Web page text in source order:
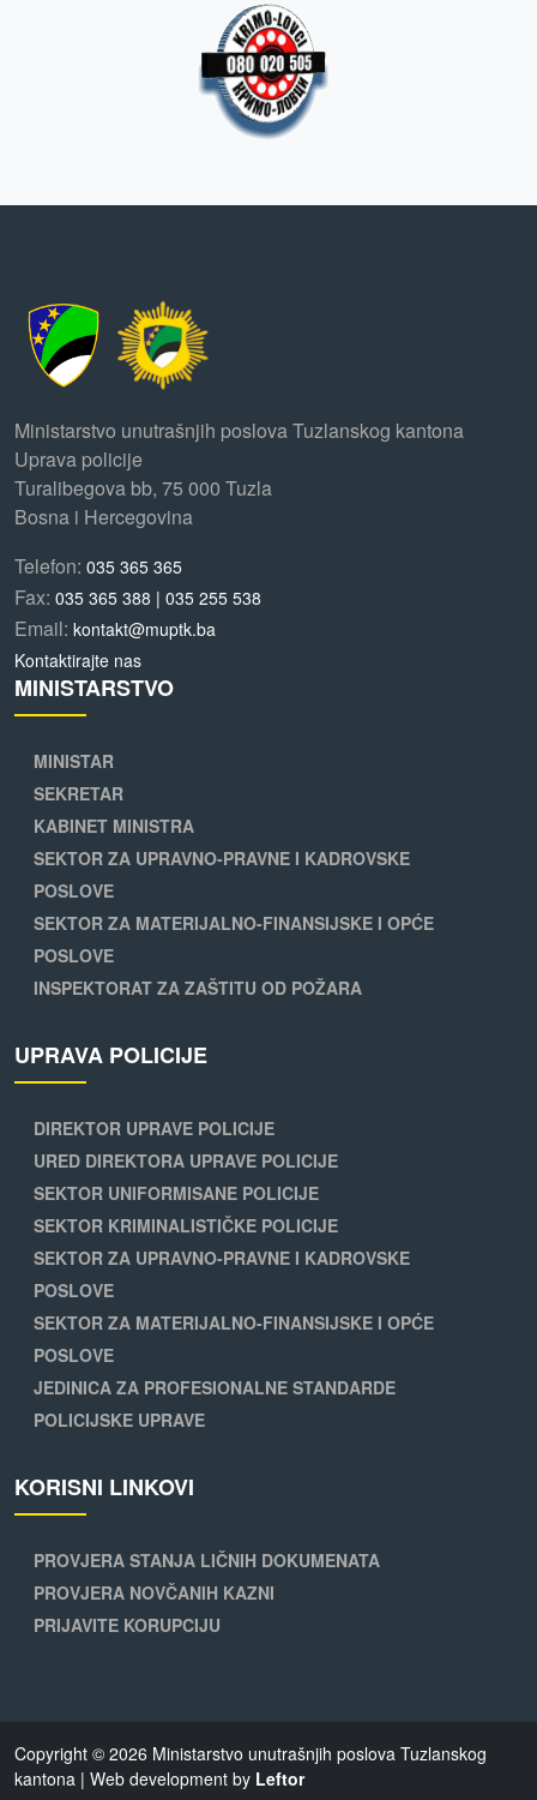
Ministarstvo unutrašnjih poslova Tuzlanskog kantona
Uprava policije
Turalibegova bb, 75 000 Tuzla
Bosna i Hercegovina
Telefon: 035 365 365
Fax: 035 365 388 | 035 255 538
Email: kontakt@muptk.ba
Kontaktirajte nas
MINISTARSTVO
MINISTAR
SEKRETAR
KABINET MINISTRA
SEKTOR ZA UPRAVNO-PRAVNE I KADROVSKE
POSLOVE
SEKTOR ZA MATERIJALNO-FINANSIJSKE I OPĆE
POSLOVE
INSPEKTORAT ZA ZAŠTITU OD POŽARA
UPRAVA POLICIJE
DIREKTOR UPRAVE POLICIJE
URED DIREKTORA UPRAVE POLICIJE
SEKTOR UNIFORMISANE POLICIJE
SEKTOR KRIMINALISTIČKE POLICIJE
SEKTOR ZA UPRAVNO-PRAVNE I KADROVSKE
POSLOVE
SEKTOR ZA MATERIJALNO-FINANSIJSKE I OPĆE
POSLOVE
JEDINICA ZA PROFESIONALNE STANDARDE
POLICIJSKE UPRAVE
KORISNI LINKOVI
PROVJERA STANJA LIČNIH DOKUMENATA
PROVJERA NOVČANIH KAZNI
PRIJAVITE KORUPCIJU
Copyright © 2026 Ministarstvo unutrašnjih poslova Tuzlanskog
kantona | Web development by Leftor